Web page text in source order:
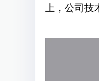
上，公司